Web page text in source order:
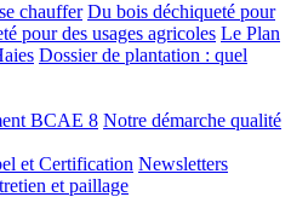
chauffer Du bois déchiqueté pour
pour des usages agricoles Le Plan
Dossier de plantation : quel
BCAE 8 Notre démarche qualité
et Certification Newsletters
et paillage